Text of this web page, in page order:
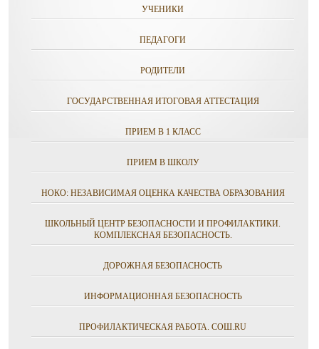
УЧЕНИКИ
ПЕДАГОГИ
РОДИТЕЛИ
ГОСУДАРСТВЕННАЯ ИТОГОВАЯ АТТЕСТАЦИЯ
ПРИЕМ В 1 КЛАСС
ПРИЕМ В ШКОЛУ
НОКО: НЕЗАВИСИМАЯ ОЦЕНКА КАЧЕСТВА ОБРАЗОВАНИЯ
ШКОЛЬНЫЙ ЦЕНТР БЕЗОПАСНОСТИ И ПРОФИЛАКТИКИ.
КОМПЛЕКСНАЯ БЕЗОПАСНОСТЬ.
ДОРОЖНАЯ БЕЗОПАСНОСТЬ
ИНФОРМАЦИОННАЯ БЕЗОПАСНОСТЬ
ПРОФИЛАКТИЧЕСКАЯ РАБОТА. СОШ.RU